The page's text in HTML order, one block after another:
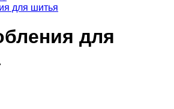
для шитья
для